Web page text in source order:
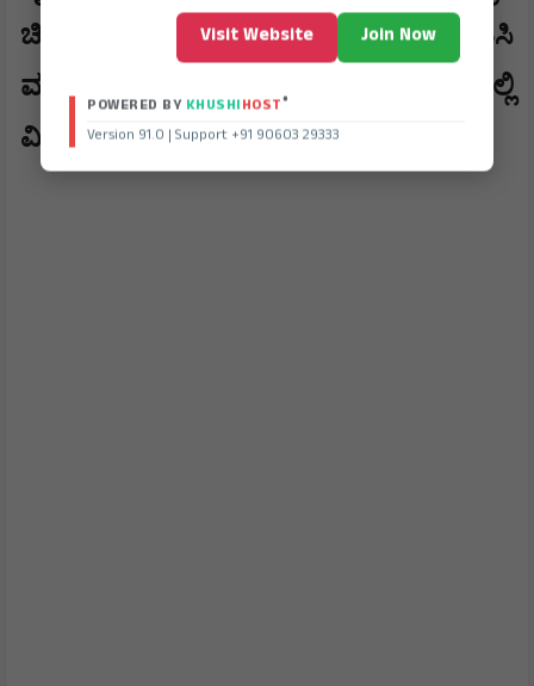
ಚಿಂತಕ ಸುರೇಶ್.ಎನ್ ಋಗ್ವೇದಿ ಅಧ್ಯಕ್ಷತೆ ವಹಿಸಿ
ಮಾತನಾಡಿ ಅಮ್ಮ ಎನ್ನುವ ಶಬ್ದವೇ ಜಗತ್ತಿನಲ್ಲಿ
ವಿಶಿಷ್ಟವಾದ ಶ್ರೇಷ್ಠವಾದ ಶಬ್ದ.
Visit Website Join Now
POWERED BY KHUSHIHOST®
Version 91.0 | Support +91 90603 29333